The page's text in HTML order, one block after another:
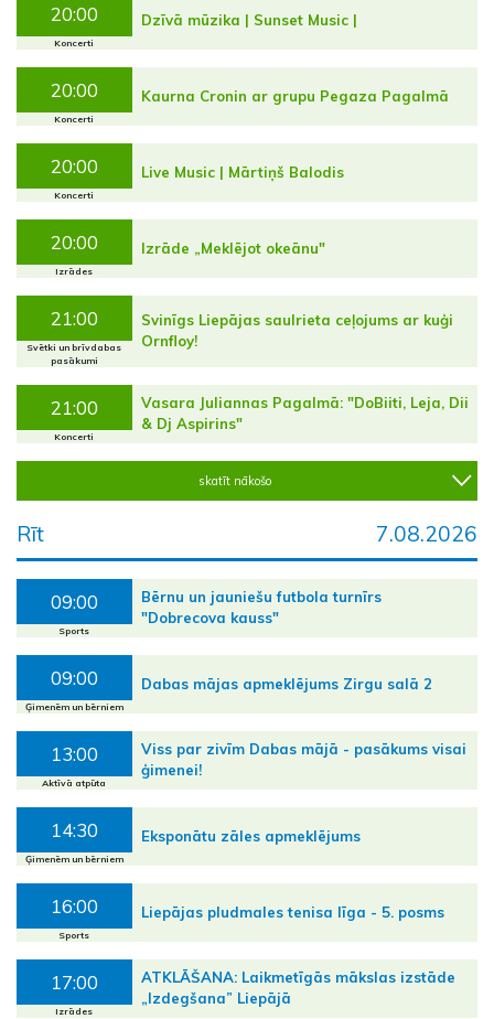
20:00
Koncerti
Dzīvā mūzika | Sunset Music |
20:00
Koncerti
Kaurna Cronin ar grupu Pegaza Pagalmā
20:00
Koncerti
Live Music | Mārtiņš Balodis
20:00
Izrādes
Izrāde „Meklējot okeānu"
21:00
Svētki un brīvdabas
pasākumi
Svinīgs Liepājas saulrieta ceļojums ar kuģi
Ornfloy!
21:00
Koncerti
Vasara Juliannas Pagalmā: "DoBiiti, Leja, Dii
& Dj Aspirins"
skatīt nākošo
Rīt 7.08.2026
09:00
Sports
Bērnu un jauniešu futbola turnīrs
"Dobrecova kauss"
09:00
Ģimenēm un bērniem
Dabas mājas apmeklējums Zirgu salā 2
13:00
Aktīvā atpūta
Viss par zivīm Dabas mājā - pasākums visai
ģimenei!
14:30
Ģimenēm un bērniem
Eksponātu zāles apmeklējums
16:00
Sports
Liepājas pludmales tenisa līga - 5. posms
17:00
Izrādes
ATKLĀŠANA: Laikmetīgās mākslas izstāde
„Izdegšana” Liepājā